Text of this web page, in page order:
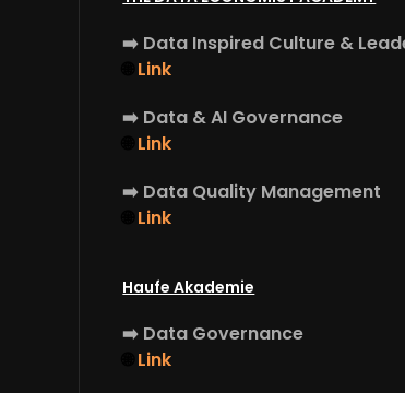
➡️ Data Inspired Culture &
Link
➡️ Data & AI Governance
Link
➡️ Data Quality Management
Link
Haufe Akademie
➡️ Data Governance
Link